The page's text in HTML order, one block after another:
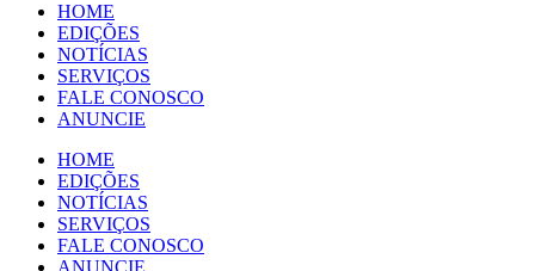
HOME
EDIÇÕES
NOTÍCIAS
SERVIÇOS
FALE CONOSCO
ANUNCIE
HOME
EDIÇÕES
NOTÍCIAS
SERVIÇOS
FALE CONOSCO